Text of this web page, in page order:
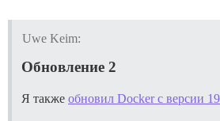
Uwe Keim:
Обновление 2
Я также обновил Docker с версии